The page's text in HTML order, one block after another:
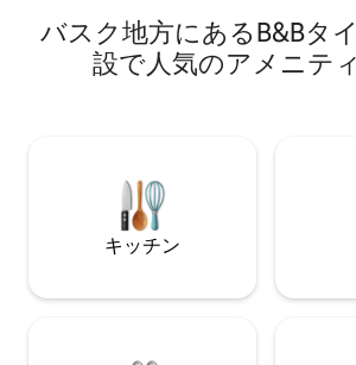
（1,45€）は、わずか徒歩3分で家に着き
ます。 オーガニック朝食には、オレンジ
ジュース、自家製マーマレードとオリー
バスク地方にあるB&Bタ
設で人気のアメニテ
キッチン